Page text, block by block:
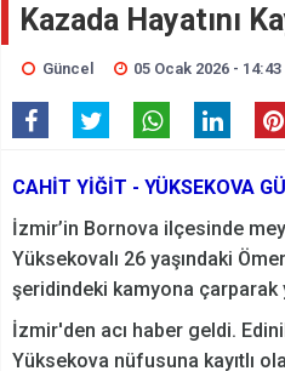
Kazada Hayatını
Güncel 05 Ocak 2026 - 14:43
CAHİT YİĞİT - YÜKSEKOVA
İzmir’in Bornova ilçesinde
Yüksekovalı 26 yaşındaki
şeridindeki kamyona çarparak
İzmir'den acı haber geldi.
Yüksekova nüfusuna kayıtlı